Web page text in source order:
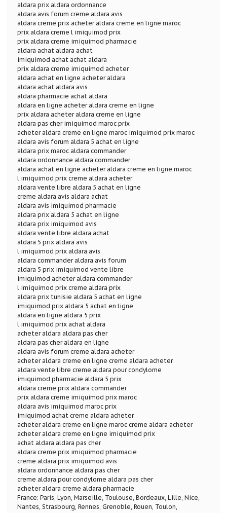
aldara prix aldara ordonnance
aldara avis forum creme aldara avis
aldara creme prix acheter aldara creme en ligne maroc
prix aldara creme l imiquimod prix
prix aldara creme imiquimod pharmacie
aldara achat aldara achat
imiquimod achat achat aldara
prix aldara creme imiquimod acheter
aldara achat en ligne acheter aldara
aldara achat aldara avis
aldara pharmacie achat aldara
aldara en ligne acheter aldara creme en ligne
prix aldara acheter aldara creme en ligne
aldara pas cher imiquimod maroc prix
acheter aldara creme en ligne maroc imiquimod prix maroc
aldara avis forum aldara 5 achat en ligne
aldara prix maroc aldara commander
aldara ordonnance aldara commander
aldara achat en ligne acheter aldara creme en ligne maroc
l imiquimod prix creme aldara acheter
aldara vente libre aldara 5 achat en ligne
creme aldara avis aldara achat
aldara avis imiquimod pharmacie
aldara prix aldara 5 achat en ligne
aldara prix imiquimod avis
aldara vente libre aldara achat
aldara 5 prix aldara avis
l imiquimod prix aldara avis
aldara commander aldara avis forum
aldara 5 prix imiquimod vente libre
imiquimod acheter aldara commander
l imiquimod prix creme aldara prix
aldara prix tunisie aldara 5 achat en ligne
imiquimod prix aldara 5 achat en ligne
aldara en ligne aldara 5 prix
l imiquimod prix achat aldara
acheter aldara aldara pas cher
aldara pas cher aldara en ligne
aldara avis forum creme aldara acheter
acheter aldara creme en ligne creme aldara acheter
aldara vente libre creme aldara pour condylome
imiquimod pharmacie aldara 5 prix
aldara creme prix aldara commander
prix aldara creme imiquimod prix maroc
aldara avis imiquimod maroc prix
imiquimod achat creme aldara acheter
acheter aldara creme en ligne maroc creme aldara acheter
acheter aldara creme en ligne imiquimod prix
achat aldara aldara pas cher
aldara creme prix imiquimod pharmacie
creme aldara prix imiquimod avis
aldara ordonnance aldara pas cher
creme aldara pour condylome aldara pas cher
acheter aldara creme aldara pharmacie
France: Paris, Lyon, Marseille, Toulouse, Bordeaux, Lille, Nice,
Nantes, Strasbourg, Rennes, Grenoble, Rouen, Toulon,